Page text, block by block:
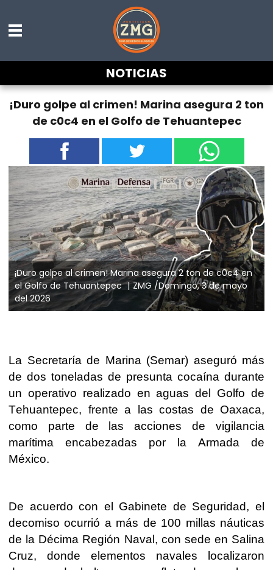
NOTICIAS
¡Duro golpe al crimen! Marina asegura 2 ton
de c0c4 en el Golfo de Tehuantepec
¡Duro golpe al crimen! Marina asegura 2 ton de c0c4 en
el Golfo de Tehuantepec
ZMG /Domingo, 3 de mayo
del 2026
La Secretaría de Marina (Semar) aseguró más
de dos toneladas de presunta cocaína durante
un operativo realizado en aguas del Golfo de
Tehuantepec, frente a las costas de Oaxaca,
como parte de las acciones de vigilancia
marítima encabezadas por la Armada de
México.
De acuerdo con el Gabinete de Seguridad, el
decomiso ocurrió a más de 100 millas náuticas
de la Décima Región Naval, con sede en Salina
Cruz, donde elementos navales localizaron